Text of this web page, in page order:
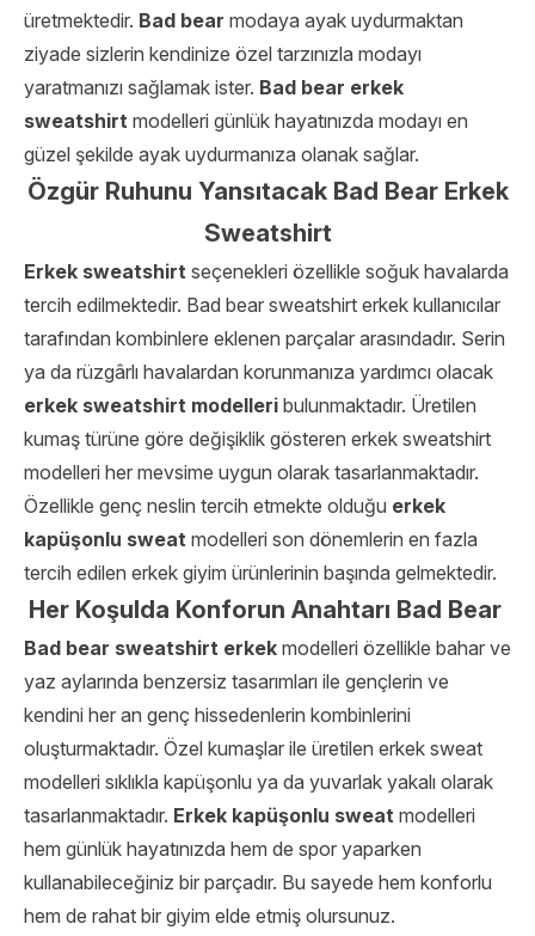
üretmektedir. Bad bear modaya ayak uydurmaktan
ziyade sizlerin kendinize özel tarzınızla modayı
yaratmanızı sağlamak ister. Bad bear erkek
sweatshirt modelleri günlük hayatınızda modayı en
güzel şekilde ayak uydurmanıza olanak sağlar.
Özgür Ruhunu Yansıtacak Bad Bear Erkek
Sweatshirt
Erkek sweatshirt seçenekleri özellikle soğuk havalarda
tercih edilmektedir. Bad bear sweatshirt erkek kullanıcılar
tarafından kombinlere eklenen parçalar arasındadır. Serin
ya da rüzgârlı havalardan korunmanıza yardımcı olacak
erkek sweatshirt modelleri bulunmaktadır. Üretilen
kumaş türüne göre değişiklik gösteren erkek sweatshirt
modelleri her mevsime uygun olarak tasarlanmaktadır.
Özellikle genç neslin tercih etmekte olduğu erkek
kapüşonlu sweat modelleri son dönemlerin en fazla
tercih edilen erkek giyim ürünlerinin başında gelmektedir.
Her Koşulda Konforun Anahtarı Bad Bear
Bad bear sweatshirt erkek modelleri özellikle bahar ve
yaz aylarında benzersiz tasarımları ile gençlerin ve
kendini her an genç hissedenlerin kombinlerini
oluşturmaktadır. Özel kumaşlar ile üretilen erkek sweat
modelleri sıklıkla kapüşonlu ya da yuvarlak yakalı olarak
tasarlanmaktadır. Erkek kapüşonlu sweat modelleri
hem günlük hayatınızda hem de spor yaparken
kullanabileceğiniz bir parçadır. Bu sayede hem konforlu
hem de rahat bir giyim elde etmiş olursunuz.